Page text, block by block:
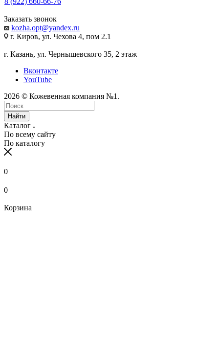
Заказать звонок
kozha.opt@yandex.ru
г. Киров, ул. Чехова 4, пом 2.1
г. Казань, ул. Чернышевского 35, 2 этаж
Вконтакте
YouTube
2026 © Кожевенная компания №1.
Найти
Каталог
По всему сайту
По каталогу
0
0
Корзина